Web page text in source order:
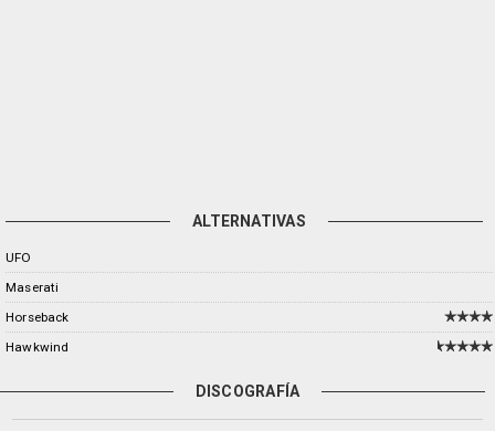
ALTERNATIVAS
UFO
Maserati
Horseback
Hawkwind
DISCOGRAFÍA